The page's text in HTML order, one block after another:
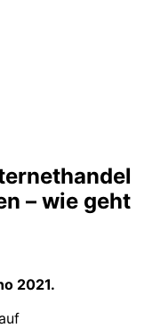
– wie geht
2021.